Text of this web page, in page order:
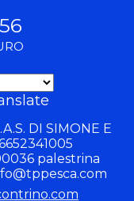
DI SIMONE E
palestrina